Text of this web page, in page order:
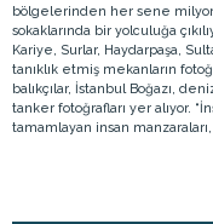
bölgelerinden her sene
sokaklarında bir yolculuğa
Kariye, Surlar, Haydarpaşa,
tanıklık etmiş mekanların
balıkçılar, İstanbul Boğazı,
tanker fotoğrafları yer alıyor.
tamamlayan insan